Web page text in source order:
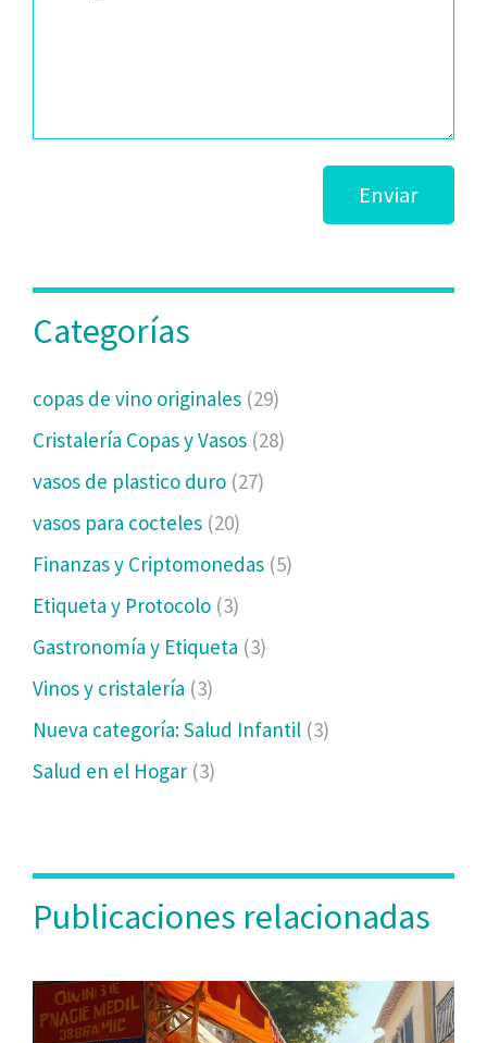
Enviar
Categorías
copas de vino originales (29)
Cristalería Copas y Vasos (28)
vasos de plastico duro (27)
vasos para cocteles (20)
Finanzas y Criptomonedas (5)
Etiqueta y Protocolo (3)
Gastronomía y Etiqueta (3)
Vinos y cristalería (3)
Nueva categoría: Salud Infantil (3)
Salud en el Hogar (3)
Publicaciones relacionadas